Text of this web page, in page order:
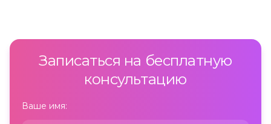
Записаться на бесплатную
консультацию
Ваше имя: